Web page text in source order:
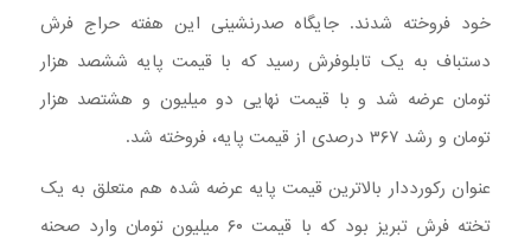
خود فروخته شدند. جایگاه صدرنشینی این هفته حراج فرش
دستباف به یک تابلوفرش رسید که با قیمت پایه ششصد هزار
تومان عرضه شد و با قیمت نهایی دو میلیون و هشتصد هزار
تومان و رشد ۳۶۷ درصدی از قیمت پایه، فروخته شد.
عنوان رکورددار بالاترین قیمت پایه عرضه شده هم متعلق به یک
تخته فرش تبریز بود که با قیمت ۶۰ میلیون تومان وارد صحنه